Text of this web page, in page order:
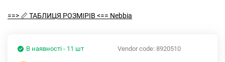
==> 📏 ТАБЛИЦЯ РОЗМІРІВ <== Nebbia
Vendor code: 8920510
В наявності - 11 шт